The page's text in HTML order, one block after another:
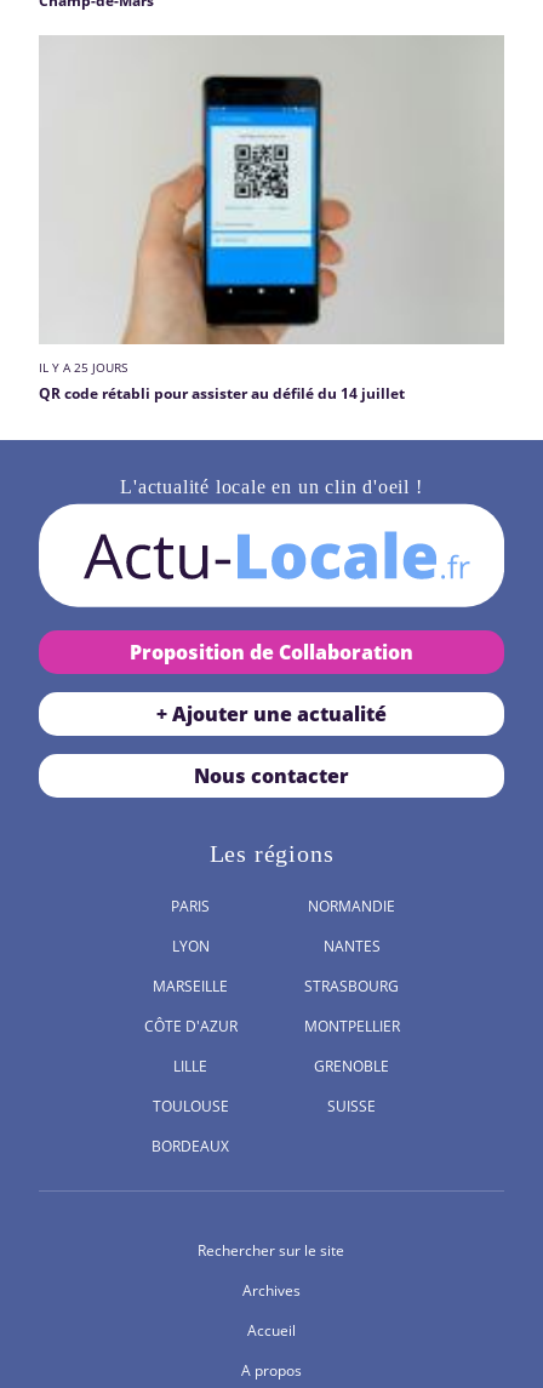
IL Y A 25 JOURS
QR code rétabli pour assister au défilé du 14 juillet
L'actualité locale en un clin d'oeil !
Proposition de Collaboration
+ Ajouter une actualité
Nous contacter
Les régions
PARIS
LYON
MARSEILLE
CÔTE D'AZUR
LILLE
TOULOUSE
BORDEAUX
NORMANDIE
NANTES
STRASBOURG
MONTPELLIER
GRENOBLE
SUISSE
Rechercher sur le site
Archives
Accueil
A propos